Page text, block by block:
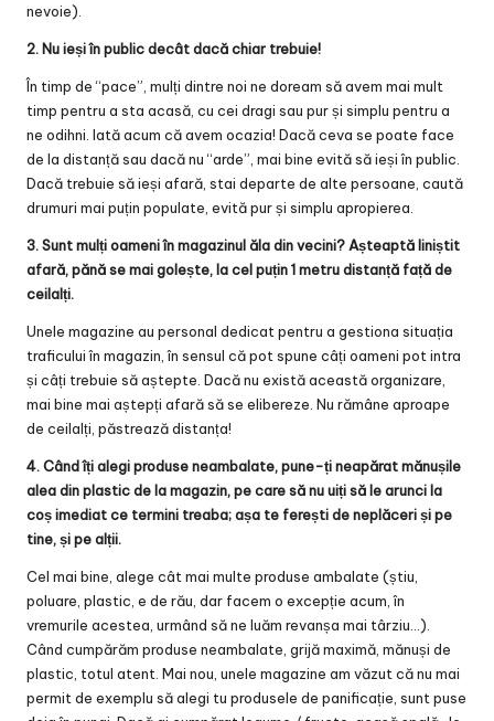
nevoie).
2. Nu ieși în public decât dacă chiar trebuie!
În timp de “pace”, mulți dintre noi ne doream să avem mai mult
timp pentru a sta acasă, cu cei dragi sau pur și simplu pentru a
ne odihni. Iată acum că avem ocazia! Dacă ceva se poate face
de la distanță sau dacă nu “arde”, mai bine evită să ieși în public.
Dacă trebuie să ieși afară, stai departe de alte persoane, caută
drumuri mai puțin populate, evită pur și simplu apropierea.
3. Sunt mulți oameni în magazinul ăla din vecini? Așteaptă liniștit
afară, pănă se mai golește, la cel puțin 1 metru distanță față de
ceilalți.
Unele magazine au personal dedicat pentru a gestiona situația
traficului în magazin, în sensul că pot spune câți oameni pot intra
și câți trebuie să aștepte. Dacă nu există această organizare,
mai bine mai aștepți afară să se elibereze. Nu rămâne aproape
de ceilalți, păstrează distanța!
4. Când îți alegi produse neambalate, pune-ți neapărat mănușile
alea din plastic de la magazin, pe care să nu uiți să le arunci la
coș imediat ce termini treaba; așa te ferești de neplăceri și pe
tine, și pe alții.
Cel mai bine, alege cât mai multe produse ambalate (știu,
poluare, plastic, e de rău, dar facem o excepție acum, în
vremurile acestea, urmând să ne luăm revanșa mai târziu…).
Când cumpărăm produse neambalate, grijă maximă, mănuși de
plastic, totul atent. Mai nou, unele magazine am văzut că nu mai
permit de exemplu să alegi tu produsele de panificație, sunt puse